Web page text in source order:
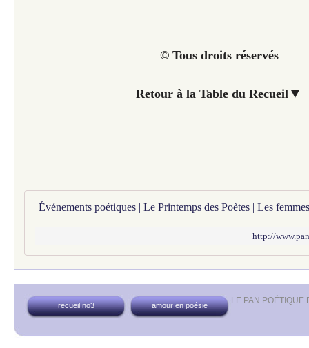
© Tous droits réservés
Retour à la Table du Recueil ▼
http://
LE PAN
recueil no3 amour en poésie